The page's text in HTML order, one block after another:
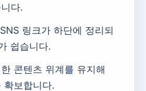
다.
링크가 하단에 정리되
쉽습니다.
콘텐츠 위계를 유지해
확보합니다.